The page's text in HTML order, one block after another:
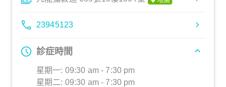
23945123
診症時間
星期一: 09:30 am - 7:30 pm
星期二: 09:30 am - 7:30 pm